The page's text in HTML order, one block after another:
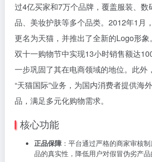
过4亿买家和7万个品牌，覆盖服装、数
品、美妆护肤等多个品类。2012年1月
更名为天猫，并推出了全新的Logo形
双十一购物节中实现13小时销售额达
一步巩固了其在电商领域的地位。此外
“天猫国际”业务，为国内消费者提供海
品，满足多元化购物需求。
核心功能
正品保障 ：平台通过严格的商家审核
品的真实性，降低用户对假冒伪劣产品